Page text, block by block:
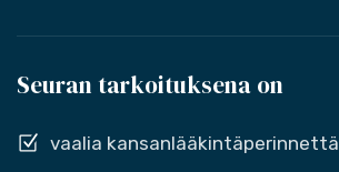
Seuran tarkoituksena on
vaalia kansanlääkintäperinnettä